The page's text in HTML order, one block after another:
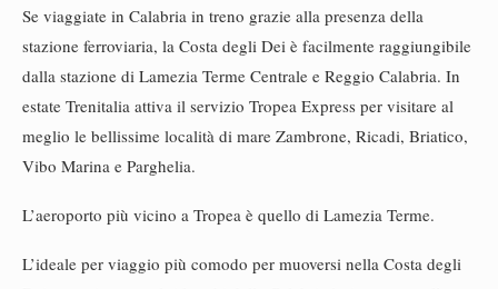
Se viaggiate in Calabria in treno grazie alla presenza della
stazione ferroviaria, la Costa degli Dei è facilmente raggiungibile
dalla stazione di Lamezia Terme Centrale e Reggio Calabria. In
estate Trenitalia attiva il servizio Tropea Express per visitare al
meglio le bellissime località di mare Zambrone, Ricadi, Briatico,
Vibo Marina e Parghelia.
L’aeroporto più vicino a Tropea è quello di Lamezia Terme.
L’ideale per viaggio più comodo per muoversi nella Costa degli